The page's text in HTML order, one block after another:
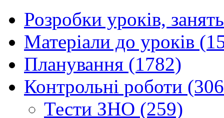
Розробки уроків,
Матеріали до уроків
Планування (1782)
Контрольні роботи
Тести ЗНО (259)